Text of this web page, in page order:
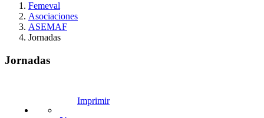
Femeval
Asociaciones
ASEMAF
Jornadas
Jornadas
Imprimir